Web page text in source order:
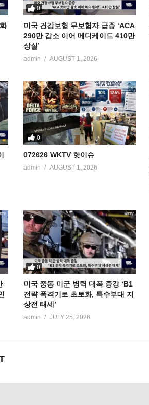
0
미국 건강보험 무보험자 급증 ‘ACA
290만 감소 이어 메디케이드 410만
상실’
admin AUGUST 1, 2026
0
072626 WKTV 핫이슈
admin AUGUST 1, 2026
0
미국 중동 미군 병력 대폭 증강 ‘B1
전략 폭격기로 초토화, 특수부대 지
상전 태세’
admin JULY 25, 2026